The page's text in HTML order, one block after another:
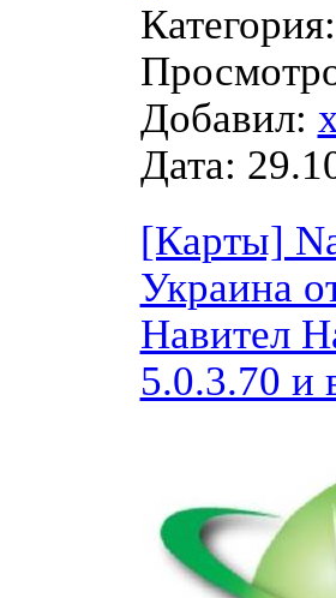
Добавил:
Дата:
[Карты]
Украина
Навител
5.0.3.70 и